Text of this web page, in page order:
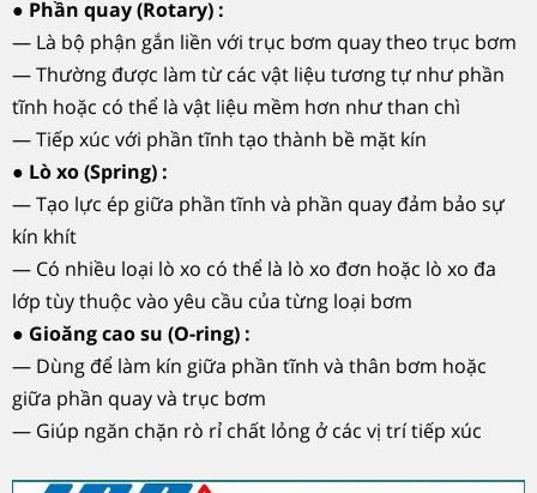
● Phần quay (Rotary) :
— Là bộ phận gắn liền với trục bơm quay theo trục bơm
— Thường được làm từ các vật liệu tương tự như phần
tĩnh hoặc có thể là vật liệu mềm hơn như than chì
— Tiếp xúc với phần tĩnh tạo thành bề mặt kín
● Lò xo (Spring) :
— Tạo lực ép giữa phần tĩnh và phần quay đảm bảo sự
kín khít
— Có nhiều loại lò xo có thể là lò xo đơn hoặc lò xo đa
lớp tùy thuộc vào yêu cầu của từng loại bơm
● Gioăng cao su (O-ring) :
— Dùng để làm kín giữa phần tĩnh và thân bơm hoặc
giữa phần quay và trục bơm
— Giúp ngăn chặn rò rỉ chất lỏng ở các vị trí tiếp xúc